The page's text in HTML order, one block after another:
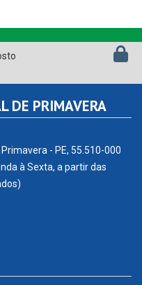
DE PRIMAVERA
- PE, 55.510-000
à Sexta, a partir das